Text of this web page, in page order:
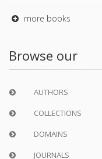
more books
Browse our
AUTHORS
COLLECTIONS
DOMAINS
JOURNALS